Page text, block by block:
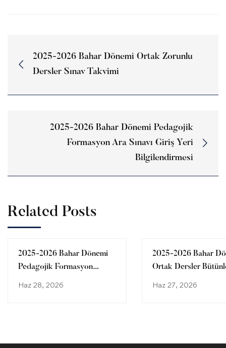
2025-2026 Bahar Dönemi Ortak Zorunlu
Dersler Sınav Takvimi
2025-2026 Bahar Dönemi Pedagojik
Formasyon Ara Sınavı Giriş Yeri
Bilgilendirmesi
Related Posts
2025-2026 Bahar Dönemi
Pedagojik Formasyon
Haz 28, 2026
2025-2026 Bahar
Ortak Dersler
Haz 27, 2026